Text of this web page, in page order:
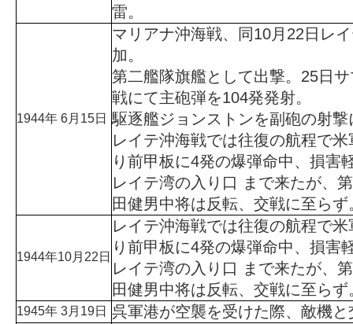
雷。
1944年 6月15日
マリアナ沖海戦、同10月22日レ
加。
第二艦隊旗艦として出撃。25日
戦にて主砲弾を104発発射。
駆逐艦ジョンストンを副砲の射
レイテ沖海戦では往復の航程で
り前甲板に4発の爆弾命中、損害
レイテ湾の入り口 まで来たが、
田健男中将は反転、交戦に至らず
1944年10月22日
レイテ沖海戦では往復の航程で
り前甲板に4発の爆弾命中、損害
レイテ湾の入り口 まで来たが、
田健男中将は反転、交戦に至らず
1945年 3月19日 呉軍港が空襲を受けた際、敵機と